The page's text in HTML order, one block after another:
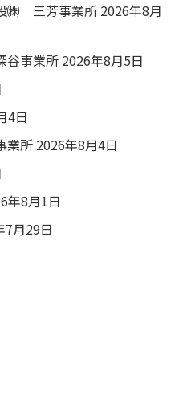
㈱ 三芳事業所 2026年8月
事業所 2026年8月5日
4日
業所 2026年8月4日
年8月1日
7月29日